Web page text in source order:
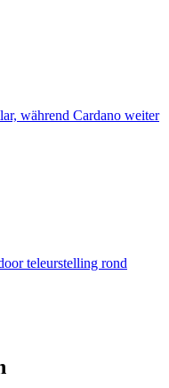
während Cardano weiter
teleurstelling rond